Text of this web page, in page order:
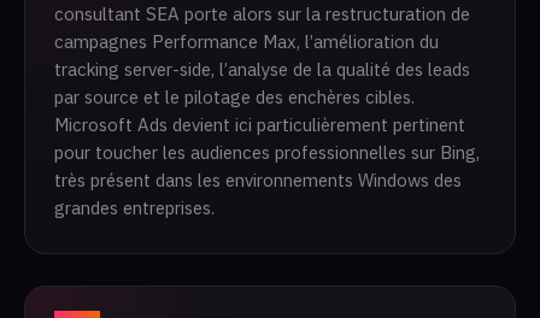
consultant SEA porte alors sur la restructuration de
campagnes Performance Max, l’amélioration du
tracking server-side, l’analyse de la qualité des leads
par source et le pilotage des enchères cibles.
Microsoft Ads devient ici particulièrement pertinent
pour toucher les audiences professionnelles sur Bing,
très présent dans les environnements Windows des
grandes entreprises.